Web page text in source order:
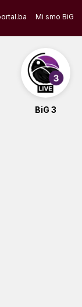
Mi smo BiG
BiG 3